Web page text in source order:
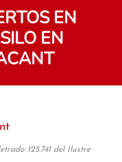
EN
EN
125.741 del Ilustre